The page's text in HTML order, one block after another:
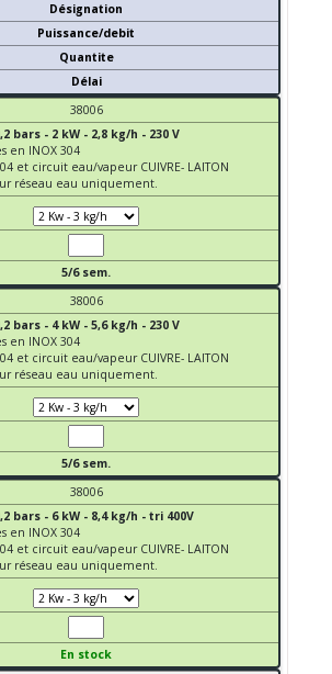
Désignation
Puissance/debit
Quantite
Délai
38006
bars - 2 kW - 2,8 kg/h - 230 V
en INOX 304
et circuit eau/vapeur CUIVRE- LAITON
réseau eau uniquement.
5/6 sem.
38006
bars - 4 kW - 5,6 kg/h - 230 V
en INOX 304
et circuit eau/vapeur CUIVRE- LAITON
réseau eau uniquement.
5/6 sem.
38006
bars - 6 kW - 8,4 kg/h - tri 400V
en INOX 304
et circuit eau/vapeur CUIVRE- LAITON
réseau eau uniquement.
En stock